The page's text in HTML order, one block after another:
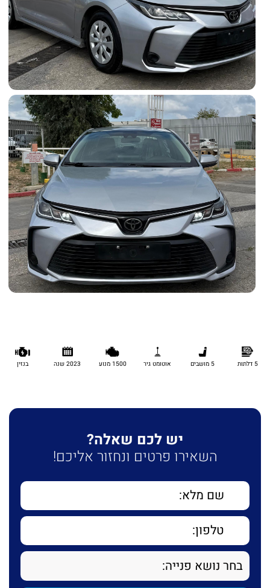
5 דלתות 5 מושבים אוטומט גיר 1500 מנוע 2023 שנה בנזין
יש לכם שאלה?
השאירו פרטים ונחזור אליכם!